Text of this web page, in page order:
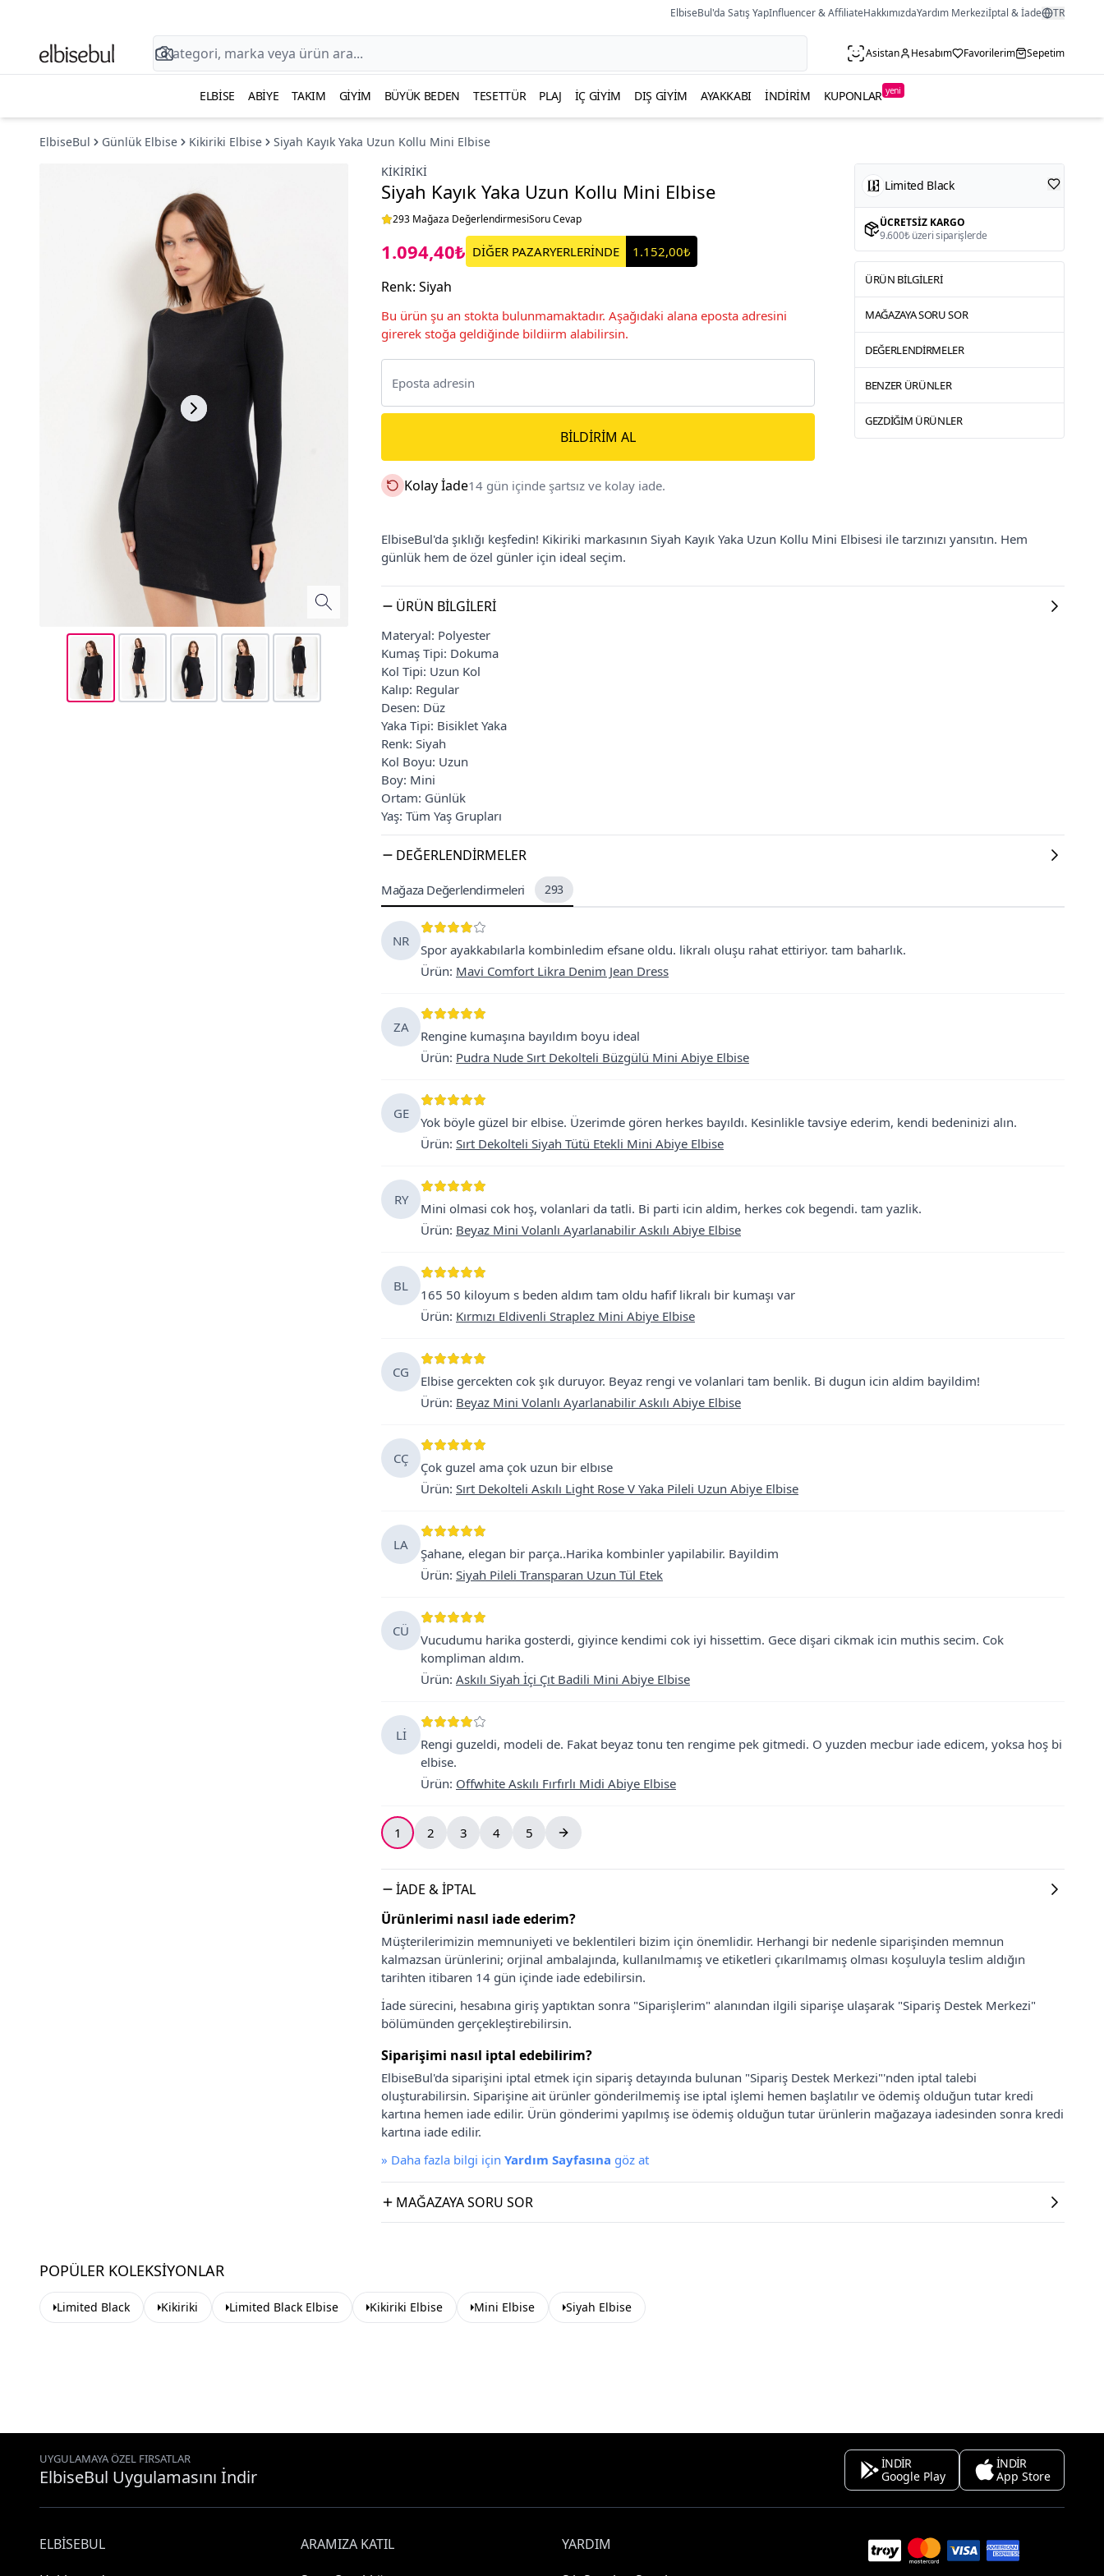
ElbiseBul'da Satış YapInfluencer & AffiliateHakkımızdaYardım Merkeziİptal & İade TR
Asistan Hesabım Favorilerim Sepetim
ELBISE ABIYE TAKIM GIYIM BÜYÜK BEDEN TESETTÜR PLAJ İÇ GIYIM DIŞ GIYIM AYAKKABI İNDIRIM KUPONLAR yeni
ElbiseBul Günlük Elbise Kikiriki Elbise
Siyah Kayık Yaka Uzun Kollu Mini Elbise
KIKIRIKI
Siyah Kayık Yaka Uzun Kollu Mini Elbise
293 Mağaza DeğerlendirmesiSoru Cevap
1.094,40₺ DİĞER PAZARYERLERİNDE 1.152,00₺
Renk: Siyah
Bu ürün şu an stokta bulunmamaktadır. Aşağıdaki alana eposta adresini
girerek stoğa geldiğinde bildiirm alabilirsin.
BILDIRIM AL
Kolay İade14 gün içinde şartsız ve kolay iade.
Limited Black
ÜCRETSIZ KARGO
9.600₺ üzeri siparişlerde
ÜRÜN BILGILERI
MAĞAZAYA SORU SOR
DEĞERLENDIRMELER
BENZER ÜRÜNLER
GEZDIĞIM ÜRÜNLER
ElbiseBul'da şıklığı keşfedin! Kikiriki markasının Siyah Kayık Yaka Uzun Kollu Mini Elbisesi ile tarzınızı yansıtın. Hem
günlük hem de özel günler için ideal seçim.
ÜRÜN BILGILERI
Materyal: Polyester
Kumaş Tipi: Dokuma
Kol Tipi: Uzun Kol
Kalıp: Regular
Desen: Düz
Yaka Tipi: Bisiklet Yaka
Renk: Siyah
Kol Boyu: Uzun
Boy: Mini
Ortam: Günlük
Yaş: Tüm Yaş Grupları
DEĞERLENDIRMELER
Mağaza Değerlendirmeleri 293
NR
Spor ayakkabılarla kombinledim efsane oldu. likralı oluşu rahat ettiriyor. tam baharlık.
Ürün: Mavi Comfort Likra Denim Jean Dress
ZA
Rengine kumaşına bayıldım boyu ideal
Ürün: Pudra Nude Sırt Dekolteli Büzgülü Mini Abiye Elbise
GE
Yok böyle güzel bir elbise. Üzerimde gören herkes bayıldı. Kesinlikle tavsiye ederim, kendi bedeninizi alın.
Ürün: Sırt Dekolteli Siyah Tütü Etekli Mini Abiye Elbise
RY
Mini olmasi cok hoş, volanlari da tatli. Bi parti icin aldim, herkes cok begendi. tam yazlik.
Ürün: Beyaz Mini Volanlı Ayarlanabilir Askılı Abiye Elbise
BL
165 50 kiloyum s beden aldım tam oldu hafif likralı bir kumaşı var
Ürün: Kırmızı Eldivenli Straplez Mini Abiye Elbise
CG
Elbise gercekten cok şık duruyor. Beyaz rengi ve volanlari tam benlik. Bi dugun icin aldim bayildim!
Ürün: Beyaz Mini Volanlı Ayarlanabilir Askılı Abiye Elbise
CÇ
Çok guzel ama çok uzun bir elbıse
Ürün: Sırt Dekolteli Askılı Light Rose V Yaka Pileli Uzun Abiye Elbise
LA
Şahane, elegan bir parça..Harika kombinler yapilabilir. Bayildim
Ürün: Siyah Pileli Transparan Uzun Tül Etek
CÜ
Vucudumu harika gosterdi, giyince kendimi cok iyi hissettim. Gece dişari cikmak icin muthis secim. Cok
kompliman aldım.
Ürün: Askılı Siyah İçi Çıt Badili Mini Abiye Elbise
Lİ
Rengi guzeldi, modeli de. Fakat beyaz tonu ten rengime pek gitmedi. O yuzden mecbur iade edicem, yoksa hoş bi
elbise.
Ürün: Offwhite Askılı Fırfırlı Midi Abiye Elbise
1 2 3 4 5
İADE & İPTAL
Ürünlerimi nasıl iade ederim?
Müşterilerimizin memnuniyeti ve beklentileri bizim için önemlidir. Herhangi bir nedenle siparişinden memnun
kalmazsan ürünlerini; orjinal ambalajında, kullanılmamış ve etiketleri çıkarılmamış olması koşuluyla teslim aldığın
tarihten itibaren 14 gün içinde iade edebilirsin.
İade sürecini, hesabına giriş yaptıktan sonra "Siparişlerim" alanından ilgili siparişe ulaşarak "Sipariş Destek Merkezi"
bölümünden gerçekleştirebilirsin.
Siparişimi nasıl iptal edebilirim?
ElbiseBul'da siparişini iptal etmek için sipariş detayında bulunan "Sipariş Destek Merkezi"'nden iptal talebi
oluşturabilirsin. Siparişine ait ürünler gönderilmemiş ise iptal işlemi hemen başlatılır ve ödemiş olduğun tutar kredi
kartına hemen iade edilir. Ürün gönderimi yapılmış ise ödemiş olduğun tutar ürünlerin mağazaya iadesinden sonra kredi
kartına iade edilir.
» Daha fazla bilgi için Yardım Sayfasına göz at
MAĞAZAYA SORU SOR
POPÜLER KOLEKSIYONLAR
Limited Black Kikiriki Limited Black Elbise Kikiriki Elbise Mini Elbise Siyah Elbise
UYGULAMAYA ÖZEL FIRSATLAR
ElbiseBul Uygulamasını İndir
İNDİR
Google Play
İNDİR
App Store
ELBISEBUL
ARAMIZA KATIL
YARDIM